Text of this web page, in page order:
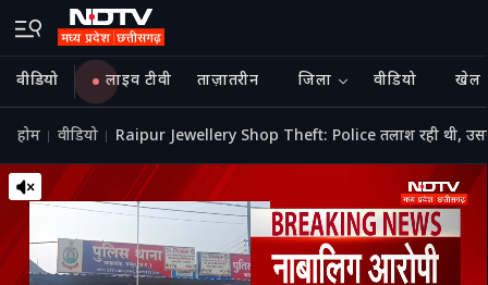
वीडियो लाइव टीवी ताज़ातरीन जिला वीडियो खेल
होम वीडियो Raipur Jewellery Shop Theft: Police तलाश रही थी,